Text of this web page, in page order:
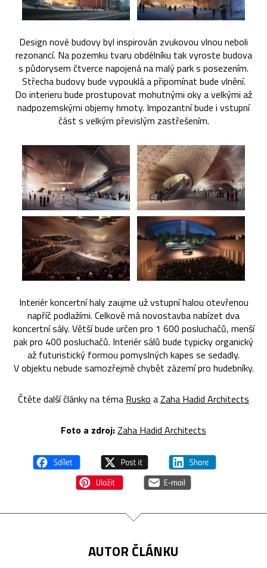
Design nové budovy byl inspirován zvukovou vlnou neboli
rezonancí. Na pozemku tvaru obdélníku tak vyroste budova
s půdorysem čtverce napojená na malý park s posezením.
Střecha budovy bude vypouklá a připomínat bude vlnění.
Do interieru bude prostupovat mohutnými oky a velkými až
nadpozemskými objemy hmoty. Impozantní bude i vstupní
část s velkým převislým zastřešením.
Interiér koncertní haly zaujme už vstupní halou otevřenou
napříč podlažími. Celkově má novostavba nabízet dva
koncertní sály. Větší bude určen pro 1 600 posluchačů, menší
pak pro 400 posluchačů. Interiér sálů bude typicky organický
až futuristický formou pomyslných kapes se sedadly.
V objektu nebude samozřejmě chybět zázemí pro hudebníky.
Čtěte další články na téma Rusko aZaha Hadid Architects
Foto a zdroj:Zaha Hadid Architects
AUTOR ČLÁNKU